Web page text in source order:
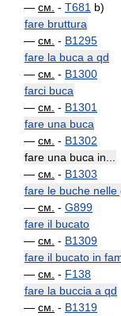
— см. - T681 b)
fare bruttura
— см. - B1295
fare la buca a qd
— см. - B1300
farci buca
— см. - B1301
fare una buca
— см. - B1302
fare una buca in...
— см. - B1303
fare le buche nelle
— см. - G899
fare il bucato
— см. - B1309
fare il bucato in
— см. - F138
fare la buccia a qd
— см. - B1319